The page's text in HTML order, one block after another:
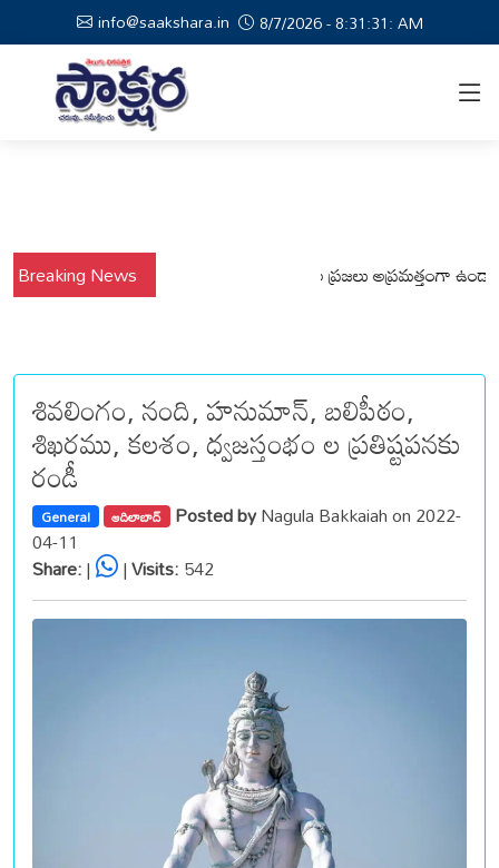
info@saakshara.in 8/7/2026 - 8:31:32: AM
Breaking News
నేపథ్యంలో కోటపల్లి, వేమనపల్లి మండలాల ప్రజలు అప్రమత్తంగా ఉండాలి
శివలింగం, నంది, హనుమాన్, బలిపీఠం,
శిఖరము, కలశం, ధ్వజస్తంభం ల ప్రతిష్టపనకు
రండీ
General ఆదిలాబాద్ Posted byNagula Bakkaiah on 2022-
04-11
Share:| |Visits:542